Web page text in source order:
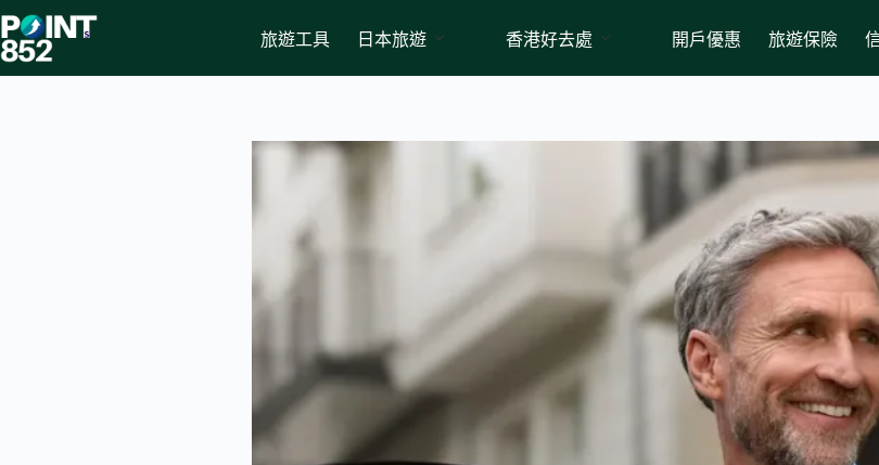
to
content
旅遊工具 日本旅遊 香港好去處 開戶優惠 旅遊保險